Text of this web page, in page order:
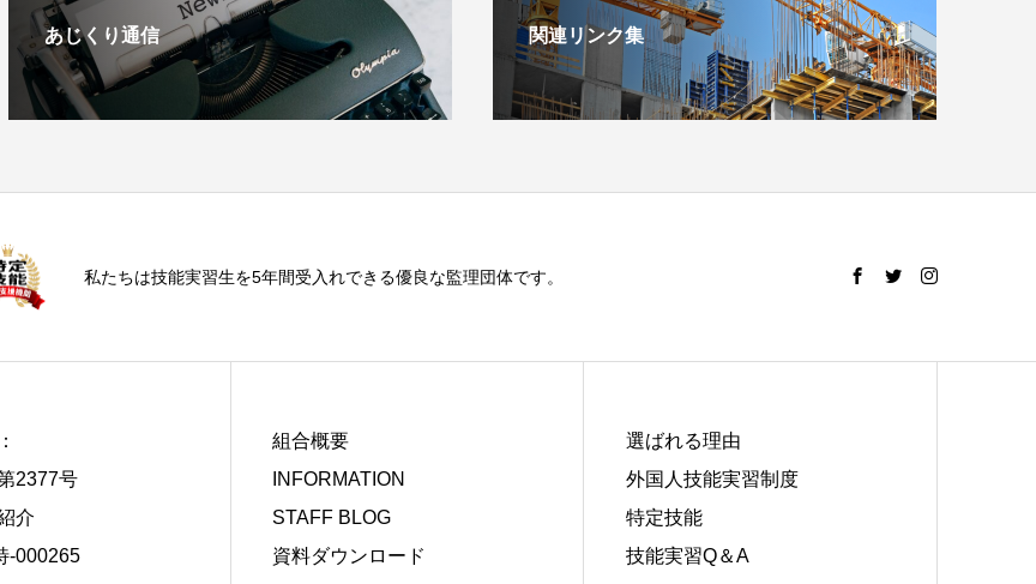
あじくり通信 関連リンク集
私たちは技能実習生を5年間受入れできる優良な監理団体です。
2377号
介
-000265
組合概要
INFORMATION
STAFF BLOG
資料ダウンロード
選ばれる理由
外国人技能実習制度
特定技能
技能実習Q＆A